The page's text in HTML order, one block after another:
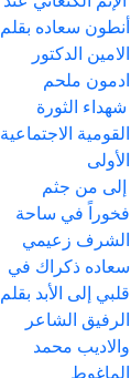
أنطون سعاده بقلم
الامين الدكتور
ادمون ملحم
شهداء الثورة
القومية الاجتماعية
الأولى
إلى من جثم
فخوراً في ساحة
الشرف زعيمي
سعاده ذكراك في
قلبي إلى الأبد بقلم
الرفيق الشاعر
والاديب محمد
الماغوط